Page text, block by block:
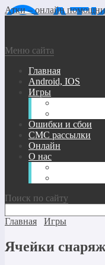
Атки – онлайн
Меню сайта
Главная
Android, IOS
Игры
Ошибки и сбои
СМС рассылки
Онлайн
О нас
Поиск по сайту
Главная Игры
Ячейки